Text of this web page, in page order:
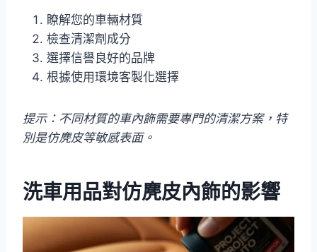
瞭解您的車輛材質
檢查清潔劑成分
選擇信譽良好的品牌
根據使用環境客製化選擇
提示：不同材質的車內飾需要專門的清潔方案，特
別是仿麂皮等敏感表面。
洗車用品對仿麂皮內飾的影響